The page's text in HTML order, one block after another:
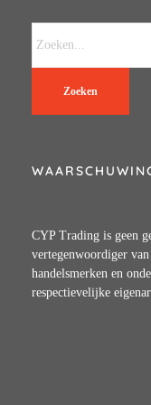
Zoeken
CYP Trading is geen
vertegenwoordiger
handelsmerken en
respectievelijke